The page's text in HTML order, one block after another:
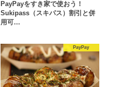
PayPayをすき家で使おう！
Sukipass（スキパス）割引と併
用可…
PayPay